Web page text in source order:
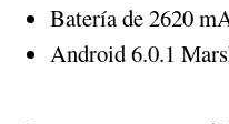
Batería de 2620
Android 6.0.1